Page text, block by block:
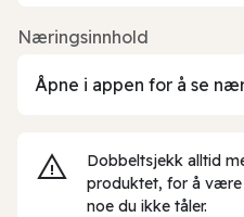
Næringsinnhold
Åpne i appen for å se
Dobbeltsjekk alltid
produktet, for å være
noe du ikke tåler.